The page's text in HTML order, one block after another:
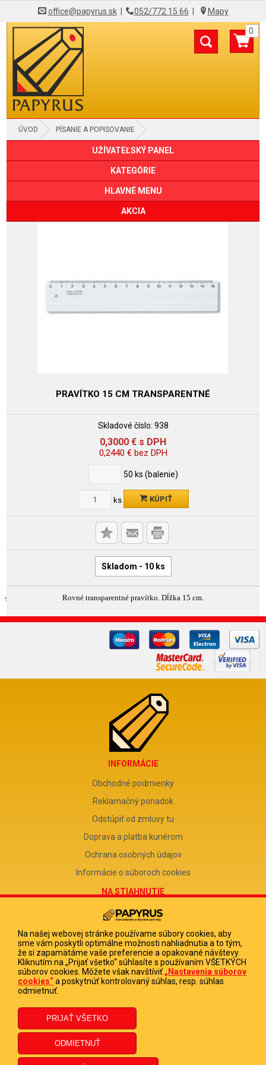
office@papyrus.sk| 052/772 15 66 Mapy
0
ÚVOD PÍSANIE A POPISOVANIE
GUMY, STRÚHADLÁ A PRAVÍTKA PRAVÍTKA
UŽÍVATEĽSKÝ PANEL
KATEGÓRIE
HLAVNÉ MENU
AKCIA
PRAVÍTKO 15 CM TRANSPARENTNÉ
Skladové číslo: 938
0,3000 € s DPH
0,2440 €bez DPH
50 ks (balenie)
ks KÚPIŤ
Skladom - 10 ks
Rovné transparentné pravítko. Dĺžka 15 cm.
INFORMÁCIE
Obchodné podmienky
Reklamačný poriadok
Odstúpiť od zmluvy tu
Doprava a platba kuriérom
Ochrana osobných údajov
Informácie o súboroch cookies
NA STIAHNUTIE
Reklamačný formulár
Odstúpenie od zmluvy
Poučenie o odstúpení od zmluvy
FIRMA
PAPYRUS POPRAD, s.r.o.
DIČ 2020513880
IČ DPH SK2020513880
Na našej webovej stránke používame súbory cookies, aby
sme vám poskytli optimálne možnosti nahliadnutia a to tým,
že si zapamätáme vaše preferencie a opakované návštevy.
Kliknutím na „Prijať všetko“ súhlasíte s používaním VŠETKÝCH
súborov cookies. Môžete však navštíviť „Nastavenia súborov
cookies“a poskytnúť kontrolovaný súhlas, resp. súhlas
odmietnuť.